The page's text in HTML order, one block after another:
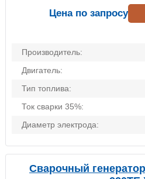
Производитель:
Двигатель:
Тип топлива:
Ток сварки 35%:
Диаметр электрода:
Цена по запросу
Сварочный